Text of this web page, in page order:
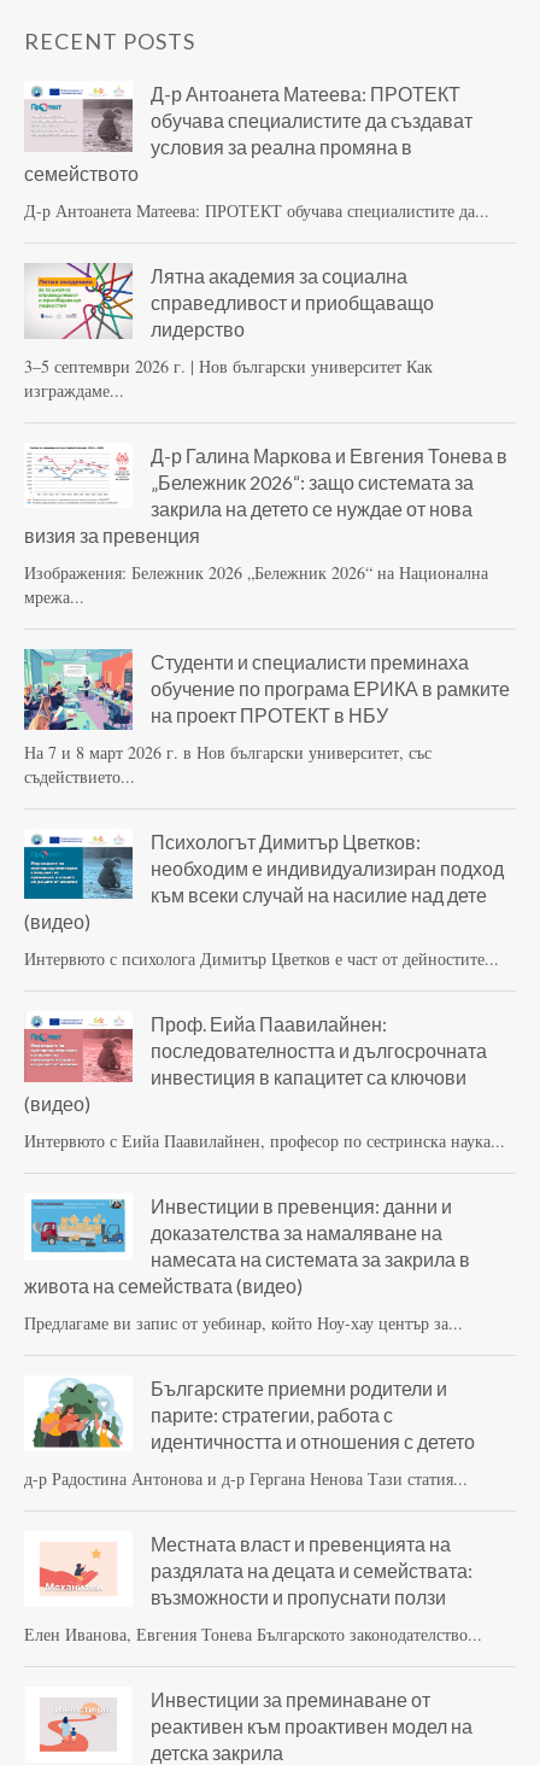
RECENT POSTS
Д-р Антоанета Матеева: ПРОТЕКТ
обучава специалистите да създават
условия за реална промяна в
семейството
Д-р Антоанета Матеева: ПРОТЕКТ обучава специалистите да...
Лятна академия за социална
справедливост и приобщаващо
лидерство
3–5 септември 2026 г. | Нов български университет Как
изграждаме...
Д-р Галина Маркова и Евгения Тонева в
„Бележник 2026“: защо системата за
закрила на детето се нуждае от нова
визия за превенция
Изображения: Бележник 2026 „Бележник 2026“ на Национална
мрежа...
Студенти и специалисти преминаха
обучение по програма ЕРИКА в рамките
на проект ПРОТЕКТ в НБУ
На 7 и 8 март 2026 г. в Нов български университет, със
съдействието...
Психологът Димитър Цветков:
необходим е индивидуализиран подход
към всеки случай на насилие над дете
(видео)
Интервюто с психолога Димитър Цветков е част от дейностите...
Проф. Еийа Паавилайнен:
последователността и дългосрочната
инвестиция в капацитет са ключови
(видео)
Интервюто с Еийа Паавилайнен, професор по сестринска наука...
Инвестиции в превенция: данни и
доказателства за намаляване на
намесата на системата за закрила в
живота на семействата (видео)
Предлагаме ви запис от уебинар, който Ноу-хау център за...
Българските приемни родители и
парите: стратегии, работа с
идентичността и отношения с детето
д-р Радостина Антонова и д-р Гергана Ненова Тази статия...
Местната власт и превенцията на
раздялата на децата и семействата:
възможности и пропуснати ползи
Елен Иванова, Евгения Тонева Българското законодателство...
Инвестиции за преминаване от
реактивен към проактивен модел на
детска закрила